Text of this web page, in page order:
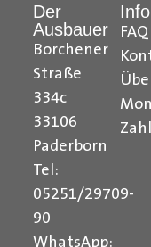
Ihr Team von Der
Formularbeginn
Der
Ausbauer
Borchener
Straße
334c
33106
Paderborn
Tel:
05251/29709-
90
WhatsApp:
FAQ